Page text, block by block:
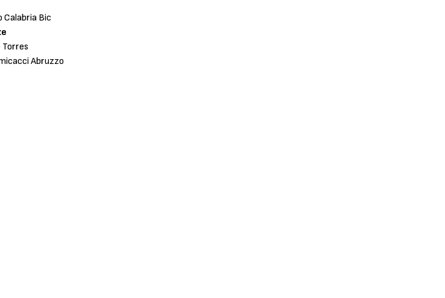
Calabria Bic
Torres
Abruzzo